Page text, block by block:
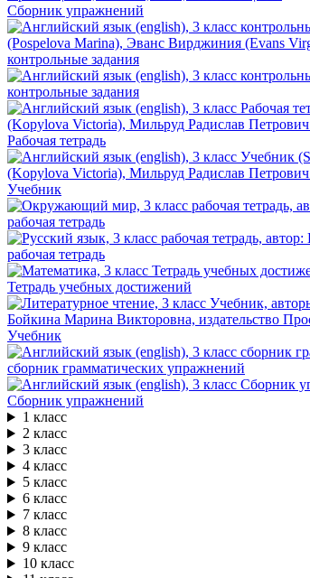
Сборник упражнений
контрольные задания
контрольные задания
Рабочая тетрадь
Учебник
рабочая тетрадь
рабочая тетрадь
Тетрадь учебных достижений
Учебник
сборник грамматических упражнений
Сборник упражнений
1 класс
2 класс
3 класс
4 класс
5 класс
6 класс
7 класс
8 класс
9 класс
10 класс